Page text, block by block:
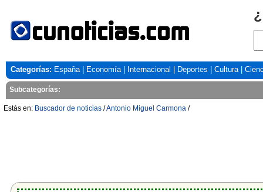
Categorías: España| Economía| Internacional Deportes Cultura|
Subcategorías:
Estás en: Buscador de noticias /Antonio Miguel Carmona /